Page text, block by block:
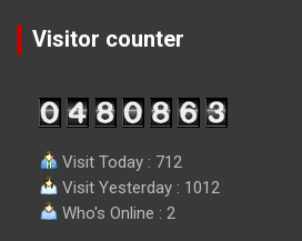
Visitor counter
Visit Today : 712
Visit Yesterday : 1012
Who's Online : 2